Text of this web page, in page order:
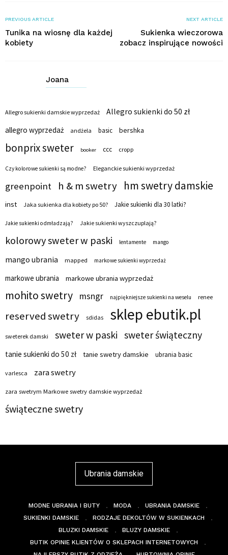
PREVIOUS ARTICLE
Tunika na wiosnę dla każdej
kobiety
NEXT ARTICLE
Sukienka wieczorowa
zobacz inspirujące nowości
Joana
Allegro sukienki damskie wyprzedaż
Allegro sukienki do 50 zł
allegro wyprzedaż
andżela basic bershka
bonprix sweter booker ccc cropp
Czy kolorowe sukienki są modne? Eleganckie sukienki wyprzedaż
greenpoint h & m swetry hm swetry damskie
inst Jaka sukienka dla kobiety po 50? Jakie sukienki dla 30 latki?
Jakie sukienki odmładzają? Jakie sukienki wyszczuplają?
kolorowy sweter w paski lentamente mango
mango ubrania mapped markowe sukienki wyprzedaż
markowe ubrania markowe ubrania wyprzedaż
mohito swetry msngr najpiękniejsze sukienki na weselu renee
reserved swetry sdidas sklep ebutik.pl
sweterek damski sweter w paski sweter świąteczny
tanie sukienki do 50 zł tanie swetry damskie ubrania basic
varlesca zara swetry
zara swetrym Markowe swetry damskie wyprzedaż
świąteczne swetry
Ubrania damskie
MODNE UBRANIA I BUTY MODA
UBRANIA DAMSKIE
SUKIENKI DAMSKIE
RODZAJE DEKOLTÓW W SUKIENKACH
BLUZKI DAMSKIE
BLUZY DAMSKIE
BUTIK OPINIE KLIENTÓW O SKLEPACH INTERNETOWYCH